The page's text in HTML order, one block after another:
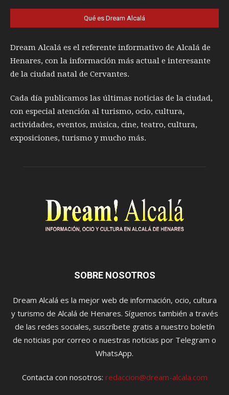
Qué es Dream Alcalá
Dream Alcalá es el referente informativo de Alcalá de
Henares, con la información más actual e interesante
de la ciudad natal de Cervantes.
Cada día publicamos las últimas noticias de la ciudad,
con especial atención al turismo, ocio, cultura,
actividades, eventos, música, cine, teatro, cultura,
exposiciones, turismo y mucho más.
SOBRE NOSOTROS
Dream Alcalá es la mejor web de información, ocio, cultura
y turismo de Alcalá de Henares. Síguenos también a través
de las redes sociales, suscríbete gratis a nuestro boletín
de noticias por correo o nuestras noticias por Telegram o
WhatsApp.
Contacta con nosotros: redaccion@dream-alcala.com